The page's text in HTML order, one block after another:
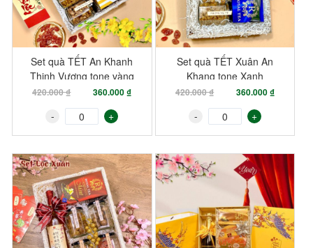
Set quà TẾT An Khanh
Thịnh Vượng tone vàng
420.000 ₫ 360.000 ₫
- +
Set quà TẾT Xuân An
Khang tone Xanh
420.000 ₫ 360.000 ₫
- +
-10% -7%